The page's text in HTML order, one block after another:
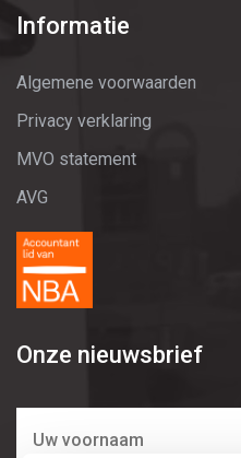
Informatie
Algemene voorwaarden
Privacy verklaring
MVO statement
AVG
Onze nieuwsbrief